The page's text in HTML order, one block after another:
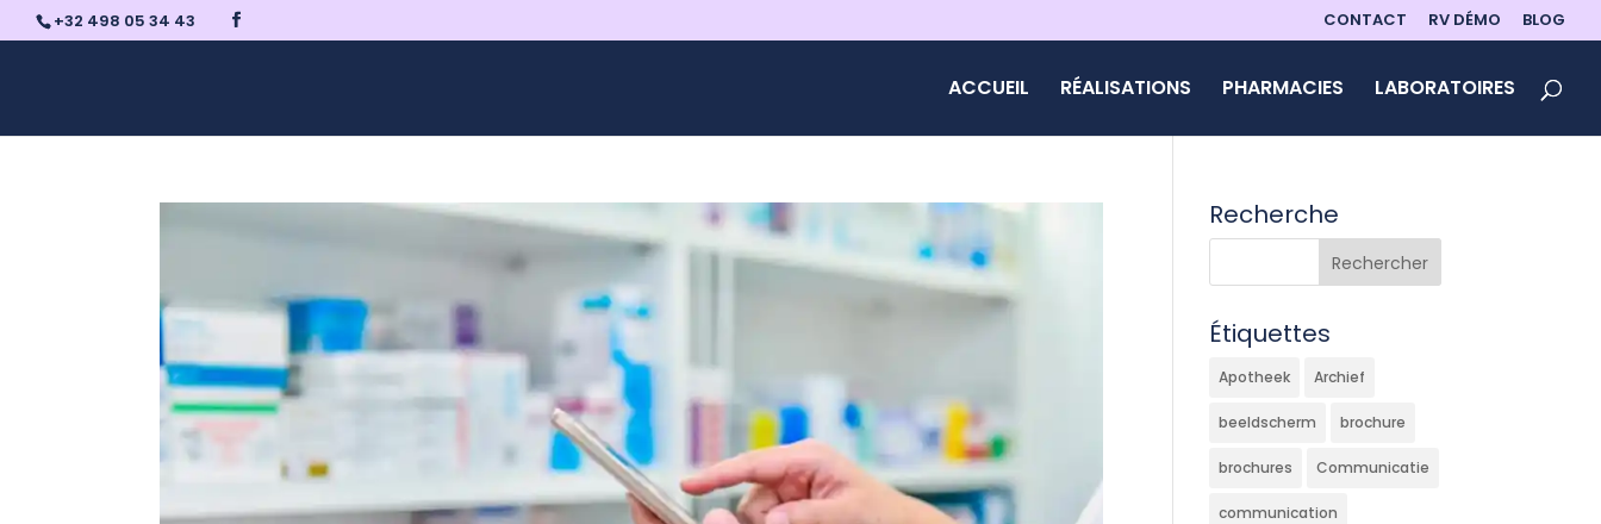
+32 498 05 34 43 CONTACT RV DÉMO BLOG
ACCUEIL RÉALISATIONS PHARMACIES LABORATOIRES
Recherche
Étiquettes
Apotheek Archief
beeldscherm brochure
brochures Communicatie
communication